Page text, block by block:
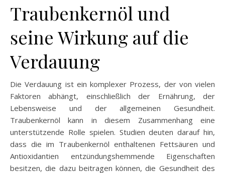
Traubenkernöl und
seine Wirkung auf die
Verdauung
Die Verdauung ist ein komplexer Prozess, der von vielen
Faktoren abhängt, einschließlich der Ernährung, der
Lebensweise und der allgemeinen Gesundheit.
Traubenkernöl kann in diesem Zusammenhang eine
unterstützende Rolle spielen. Studien deuten darauf hin,
dass die im Traubenkernöl enthaltenen Fettsäuren und
Antioxidantien entzündungshemmende Eigenschaften
besitzen, die dazu beitragen können, die Gesundheit des